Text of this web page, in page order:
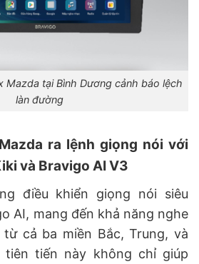
Mazda tại Bình Dương cảnh báo lệch
làn đường
ra lệnh giọng nói với
và Bravigo AI V3
điều khiển giọng nói siêu
AI, mang đến khả năng nghe
cả ba miền Bắc, Trung, và
tiên tiến này không chỉ giúp